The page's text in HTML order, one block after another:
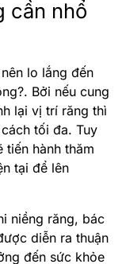
cần nhổ
lo lắng đến
Bởi nếu cung
lại vị trí răng thì
tối đa. Tuy
tiến hành thăm
tại để lên
niềng răng, bác
diễn ra thuận
đến sức khỏe